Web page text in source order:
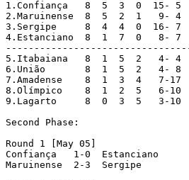
1.Confiança   8  5  3  0  15- 5
2.Maruinense  8  5  2  1   9- 4
3.Sergipe     8  4  4  0  16- 7
4.Estanciano  8  1  7  0   8- 7
5.Itabaiana   8  1  5  2   4- 4
6.União       8  1  5  2   4- 8
7.Amadense    8  1  3  4   7-17
8.Olímpico    8  1  2  5   6-10
9.Lagarto     8  0  3  5   3-10
Second Phase:
Round 1 [May 05]
Confiança   1-0  Estanciano
Maruinense  2-3  Sergipe